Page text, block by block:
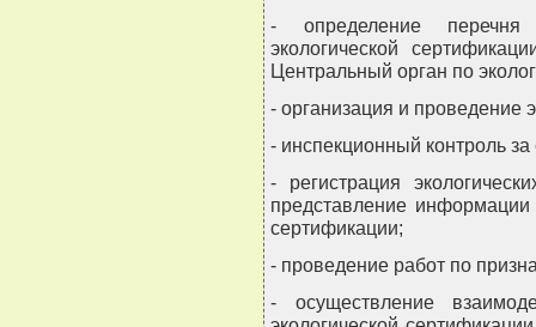
- определение перечня
экологической
Центральный орган по
- организация и проведение
- инспекционный контроль
- регистрация
представление
сертификации;
- проведение работ по
- осуществление